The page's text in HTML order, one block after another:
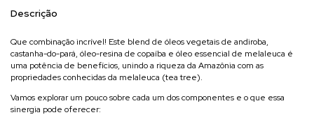
Descrição
Que combinação incrível! Este blend de óleos vegetais de andiroba,
castanha-do-pará, óleo-resina de copaíba e óleo essencial de melaleuca é
uma potência de benefícios, unindo a riqueza da Amazônia com as
propriedades conhecidas da melaleuca (tea tree).
Vamos explorar um pouco sobre cada um dos componentes e o que essa
sinergia pode oferecer: